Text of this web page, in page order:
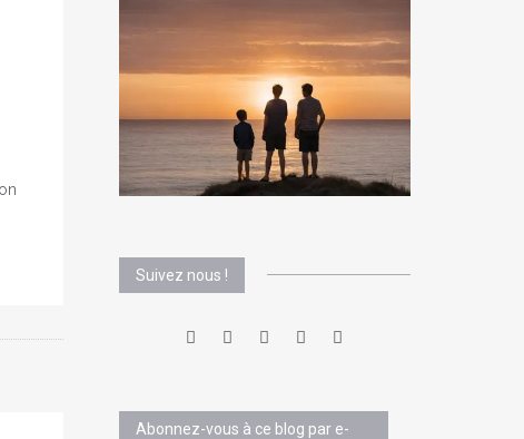
Suivez nous !
Abonnez-vous à ce blog par e-